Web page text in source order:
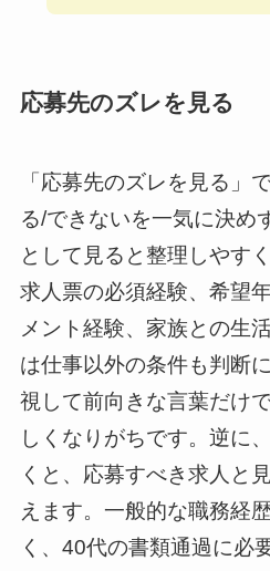
応募先のズレを見る
「応募先のズレを見る」
る/できないを一気に決め
として見ると整理しやす
求人票の必須経験、希望
メント経験、家族との生
は仕事以外の条件も判断
視して前向きな言葉だけ
しくなりがちです。逆に
くと、応募すべき求人と
えます。一般的な職務経
く、40代の書類通過に必